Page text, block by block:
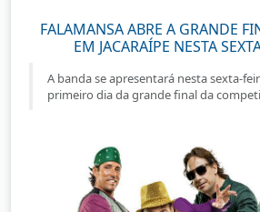
FALAMANSA ABRE A GRANDE
EM JACARAÍPE NESTA
A banda se apresentará nesta sexta-
primeiro dia da grande final da